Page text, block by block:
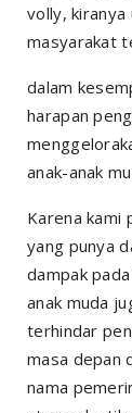
volly,
masyarakat
dalam
harapan
anak-anak
Karena kami
yang punya
dampak
anak muda
terhindar
masa depan
nama